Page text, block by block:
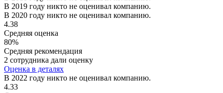
В 2019 году никто не оценивал компанию.
В 2020 году никто не оценивал компанию.
4.38
Средняя оценка
80%
Средняя рекомендация
2 сотрудника дали оценку
Оценка в деталях
В 2022 году никто не оценивал компанию.
4.33